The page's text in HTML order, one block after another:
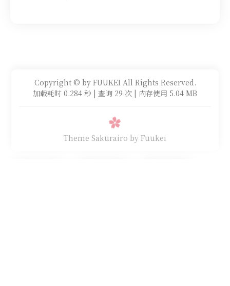
Copyright © by FUUKEI All Rights Reserved.
加载耗时 0.284 秒 | 查询 29 次 | 内存使用 5.04 MB
Theme Sakurairo by Fuukei